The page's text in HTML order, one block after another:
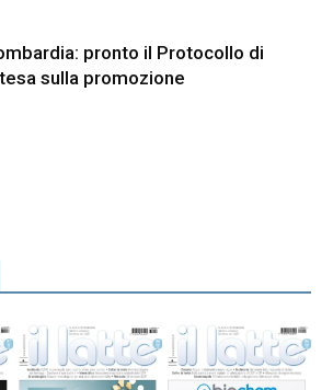
pronto il Protocollo di
sulla promozione